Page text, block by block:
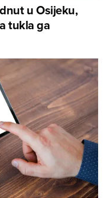
u Osijeku,
tukla ga